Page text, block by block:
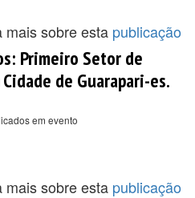
mais sobre esta publicação
Primeiro Setor de
de Guarapari-es.
em evento
mais sobre esta publicação